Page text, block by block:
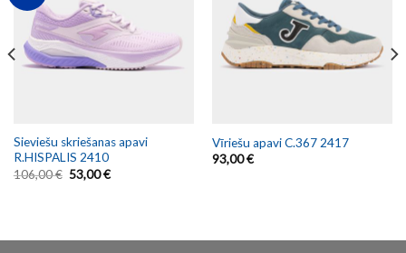
Sieviešu skriešanas apavi
R.HISPALIS 2410
106,00€ 53,00€
Vīriešu apavi C.367 2417
93,00€